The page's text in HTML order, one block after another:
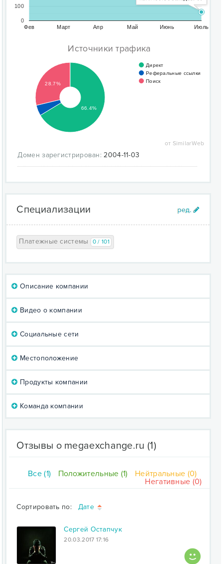
Фев Март Апр Май Июнь Июль
0
100
Источники трафика
Директ
Реферальные ссылки
Поиск
28.7%
66.4%
от SimilarWeb
Домен зарегистрирован: 2004-11-03
Специализации
Платежные системы 0 / 101
Описание компании
Видео о компании
Социальные сети
Местоположение
Продукты компании
Команда компании
Отзывы о megaexchange.ru (1)
Все (1) Положительные (1)
Нейтральные (0)
Негативные (0)
Сортировать по: Дате
Сергей Остапчук
20.03.2017 17:16